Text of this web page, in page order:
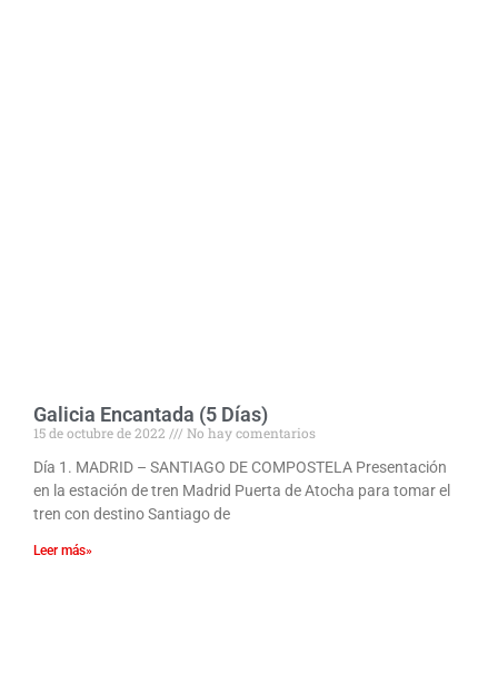
Galicia Encantada (5 Días)
15 de octubre de 2022
No hay comentarios
Día 1. MADRID – SANTIAGO DE COMPOSTELA Presentación
en la estación de tren Madrid Puerta de Atocha para tomar el
tren con destino Santiago de
Leer más»